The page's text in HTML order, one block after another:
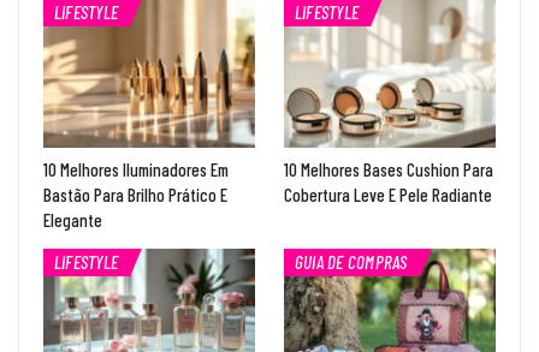
LIFESTYLE
10 Melhores Iluminadores Em
Bastão Para Brilho Prático E
Elegante
LIFESTYLE
10 Melhores Bases Cushion Para
Cobertura Leve E Pele Radiante
LIFESTYLE GUIA DE COMPRAS